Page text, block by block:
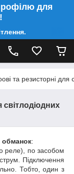
для
та резисторні для
обманок:
реле), по засобом
Підключення
Тобто, один з